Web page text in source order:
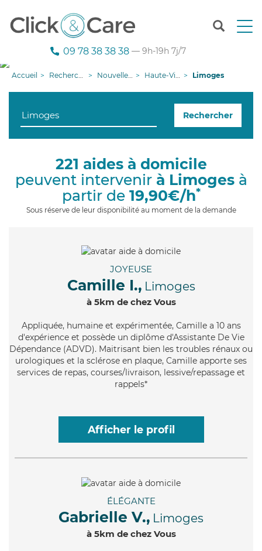
T
n
g
i
09 78 38 38 38 — 9h-19h 7j/7
Accueil Recherche aide à domicile Nouvelle-Aquitaine Haute-Vienne Limoges
Rechercher
221 aides à domicile
peuvent intervenir à Limogesà
partir de 19,90€/h*
Sous réserve de leur disponibilité au moment de la demande
JOYEUSE
Camille I., Limoges
à 5km de chez Vous
Appliquée, humaine et expérimentée, Camille a 10 ans
d'expérience et possède un diplôme d'Assistante De Vie
Dépendance (ADVD). Maitrisant bien les troubles rénaux ou
urologiques et la sclérose en plaque, Camille apporte ses
services de repas, courses/livraison, lessive/repassage et
rappels*
Afficher le profil
ÉLÉGANTE
Gabrielle V., Limoges
à 5km de chez Vous